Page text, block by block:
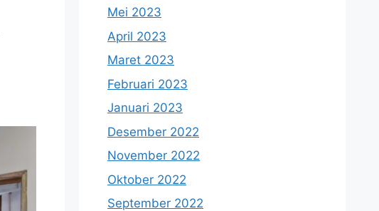
Mei 2023
April 2023
Maret 2023
Februari 2023
Januari 2023
Desember 2022
November 2022
Oktober 2022
September 2022